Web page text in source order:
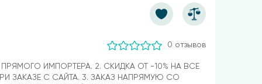
0 отзывов
ПРЯМОГО ИМПОРТЕРА. 2. СКИДКА ОТ -10% НА ВСЕ
ЗАКАЗЕ С САЙТА. 3. ЗАКАЗ НАПРЯМУЮ СО